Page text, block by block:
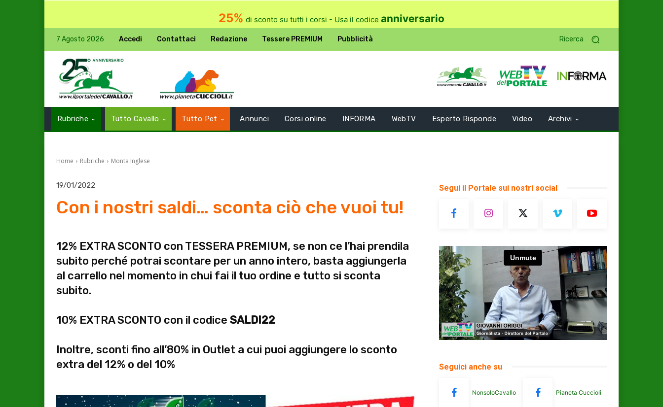
25% di sconto su tutti i corsi - Usa il codice anniversario
7 Agosto 2026 Accedi Contattaci Redazione Tessere PREMIUM Pubblicità Ricerca
Rubriche Tutto Cavallo Tutto Pet Annunci Corsi online INFORMA WebTV Esperto Risponde Video Archivi
Home Rubriche Monta Inglese
19/01/2022
Con i nostri saldi… sconta ciò che vuoi tu!
12% EXTRA SCONTO con TESSERA PREMIUM, se non ce l’hai prendila
subito perché potrai scontare per un anno intero, basta aggiungerla
al carrello nel momento in chui fai il tuo ordine e tutto si sconta
subito.
10% EXTRA SCONTO con il codice SALDI22
Inoltre, sconti fino all’80% in Outlet a cui puoi aggiungere lo sconto
extra del 12% o del 10%
Segui il Portale sui nostri social
Seguici anche su
NonsoloCavallo Pianeta Cuccioli